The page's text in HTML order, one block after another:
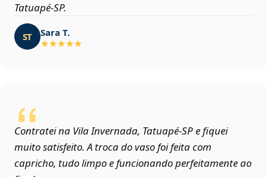
Tatuapé‑SP.
ST Sara T.
Contratei na Vila Invernada, Tatuapé‑SP e fiquei
muito satisfeito. A troca do vaso foi feita com
capricho, tudo limpo e funcionando perfeitamente ao